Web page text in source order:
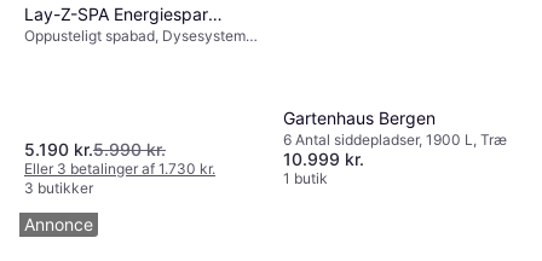
Lay-Z-SPA Energiespar
Whirlpool Rome AirJet
Oppusteligt spabad, Dysesystem,
5.190 kr.5.990 kr.
Eller 3 betalinger af 1.730 kr.
3 butikker
Gartenhaus Bergen
6 Antal siddepladser, 1900 L, Træ
10.999 kr.
1 butik
Annonce